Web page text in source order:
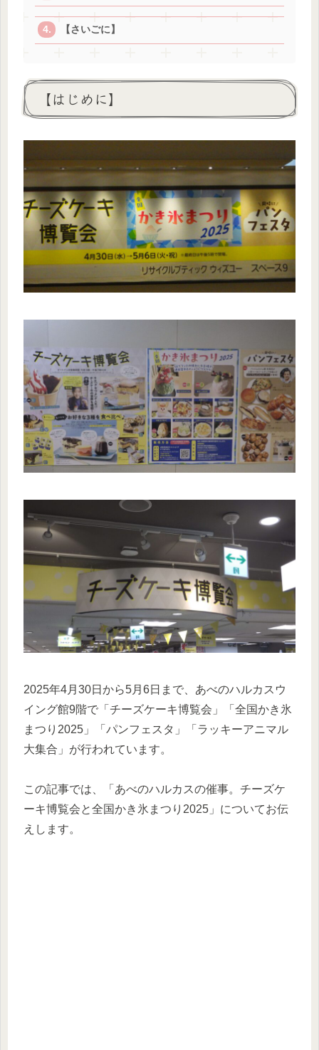
【さいごに】
【はじめに】
2025年4月30日から5月6日まで、あべのハルカスウ
イング館9階で「チーズケーキ博覧会」「全国かき氷
まつり2025」「パンフェスタ」「ラッキーアニマル
大集合」が行われています。
この記事では、「あべのハルカスの催事。チーズケ
ーキ博覧会と全国かき氷まつり2025」についてお伝
えします。